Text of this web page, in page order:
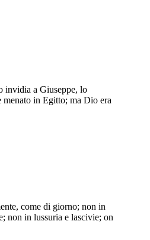
invidia a Giuseppe, lo
menato in Egitto; ma Dio era
come di giorno; non in
non in lussuria e lascivie; on